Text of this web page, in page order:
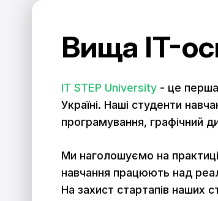
Вища IT-
IT STEP University - це перша
Україні. Наші студенти
програмування, графічний
Ми наголошуємо на
навчання працюють над
На захист стартапів наших